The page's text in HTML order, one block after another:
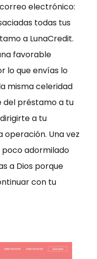
electrónico:
todas tus
a LunaCredit.
favorable
lo que envías lo
misma celeridad
del préstamo a tu
a tu
Una vez
poco adormilado
a Dios porque
con tu